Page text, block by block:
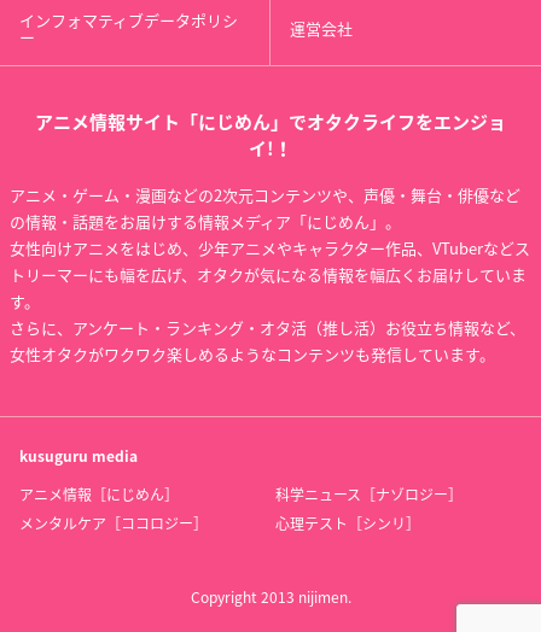
インフォマティブデータポリシ
ー 運営会社
アニメ情報サイト「にじめん」でオタクライフをエンジョ
イ!！
アニメ・ゲーム・漫画などの2次元コンテンツや、声優・舞台・俳優など
の情報・話題をお届けする情報メディア「にじめん」。
女性向けアニメをはじめ、少年アニメやキャラクター作品、VTuberなどス
トリーマーにも幅を広げ、オタクが気になる情報を幅広くお届けしていま
す。
さらに、アンケート・ランキング・オタ活（推し活）お役立ち情報など、
女性オタクがワクワク楽しめるようなコンテンツも発信しています。
kusuguru media
アニメ情報［にじめん］
科学ニュース［ナゾロジー］
メンタルケア［ココロジー］
心理テスト［シンリ］
Copyright 2013 nijimen.